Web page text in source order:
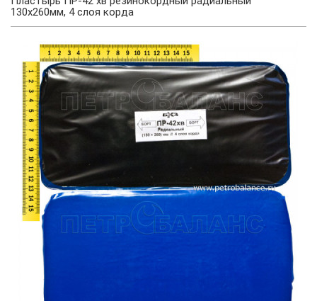
130х260мм, 4 слоя корда